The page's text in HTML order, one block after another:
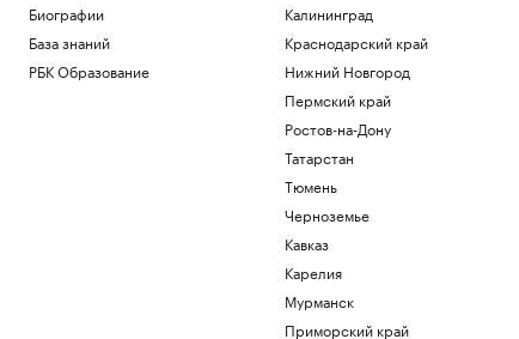
российского СПГ
Экономика
Вучич пообещал сделать все для
помощи Украине на «европейском
Биографии
База знаний
РБК Образование
Калининград
Краснодарский край
Нижний Новгород
Пермский край
Ростов-на-Дону
Татарстан
Тюмень
Черноземье
Кавказ
Карелия
Мурманск
Приморский край